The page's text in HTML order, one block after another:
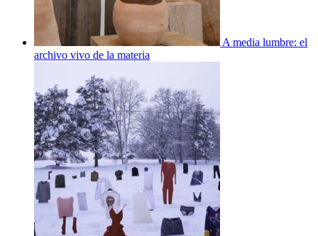
A media lumbre: el
archivo vivo de la materia